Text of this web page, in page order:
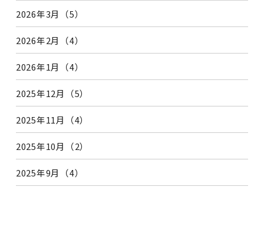
2026年3月（5）
2026年2月（4）
2026年1月（4）
2025年12月（5）
2025年11月（4）
2025年10月（2）
2025年9月（4）